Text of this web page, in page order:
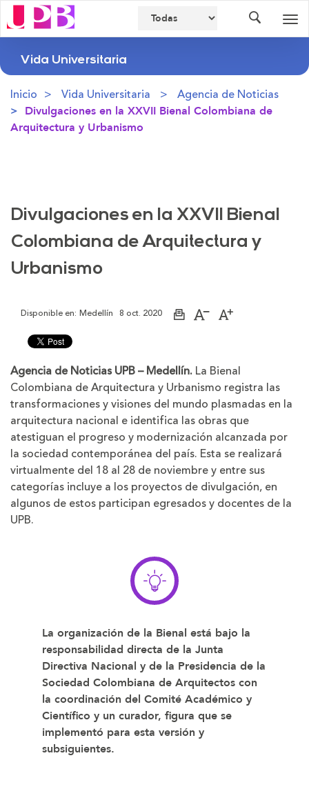
Vida Universitaria
Inicio Vida Universitaria Agencia de Noticias
Divulgaciones en la XXVII Bienal Colombiana de
Arquitectura y Urbanismo
Divulgaciones en la XXVII Bienal
Colombiana de Arquitectura y
Urbanismo
Disponible en: Medellín 8 oct. 2020
ImprimirAumentar
letra
Disminuir
letra
Agencia de Noticias UPB – Medellín. La Bienal
Colombiana de Arquitectura y Urbanismo registra las
transformaciones y visiones del mundo plasmadas en la
arquitectura nacional e identifica las obras que
atestiguan el progreso y modernización alcanzada por
la sociedad contemporánea del país. Esta se realizará
virtualmente del 18 al 28 de noviembre y entre sus
categorías incluye a los proyectos de divulgación, en
algunos de estos participan egresados y docentes de la
UPB.
La organización de la Bienal está bajo la
responsabilidad directa de la Junta
Directiva Nacional y de la Presidencia de la
Sociedad Colombiana de Arquitectos con
la coordinación del Comité Académico y
Científico y un curador, figura que se
implementó para esta versión y
subsiguientes.